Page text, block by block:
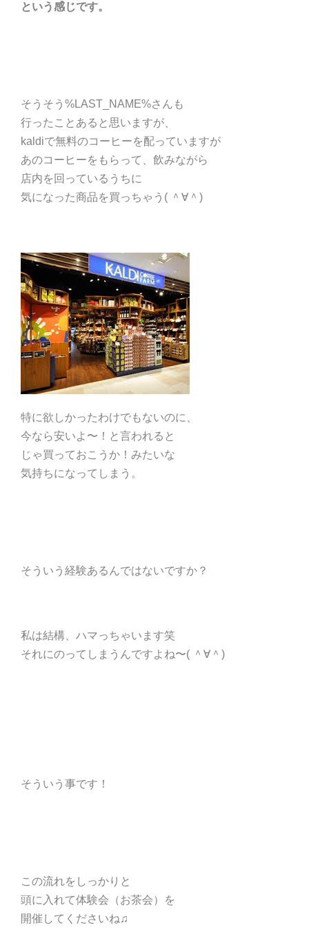
という感じです。
そうそう%LAST_NAME%さんも
行ったことあると思いますが、
kaldiで無料のコーヒーを配っていますが
あのコーヒーをもらって、飲みながら
店内を回っているうちに
気になった商品を買っちゃう( ＾∀＾)
特に欲しかったわけでもないのに、
今なら安いよ〜！と言われると
じゃ買っておこうか！みたいな
気持ちになってしまう。
そういう経験あるんではないですか？
私は結構、ハマっちゃいます笑
それにのってしまうんですよね〜( ＾∀＾)
そういう事です！
この流れをしっかりと
頭に入れて体験会（お茶会）を
開催してくださいね♫